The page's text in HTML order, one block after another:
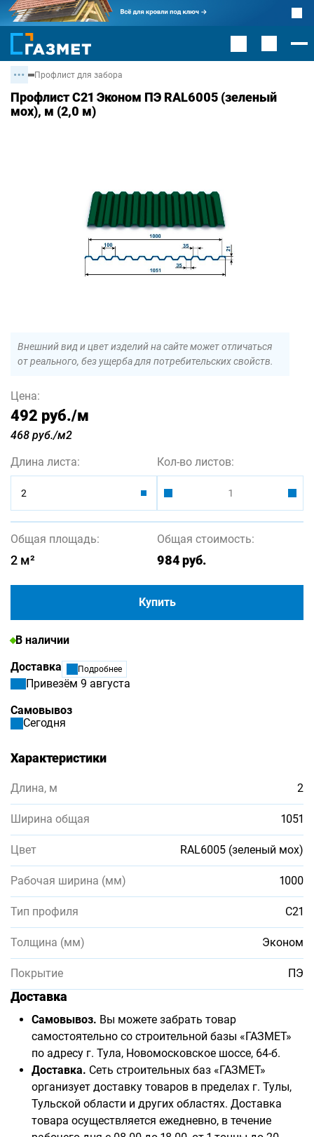
Профлист для забора
Профлист С21 Эконом ПЭ RAL6005 (зеленый
мох), м (2,0 м)
Внешний вид и цвет изделий на сайте может отличаться
от реального, без ущерба для потребительских свойств.
Цена:
492 руб./м
468 руб./м2
Длина листа:
2
Кол-во листов:
Общая площадь:
2 м²
Общая стоимость:
984руб.
Купить
В наличии
Доставка
Подробнее
Привезём 9 августа
Самовывоз
Сегодня
Характеристики
Длина, м 2
Ширина общая 1051
Цвет RAL6005 (зеленый мох)
Рабочая ширина (мм) 1000
Тип профиля С21
Толщина (мм) Эконом
Покрытие ПЭ
Доставка
Самовывоз. Вы можете забрать товар
самостоятельно со строительной базы «ГАЗМЕТ»
по адресу г. Тула, Новомосковское шоссе, 64-б.
Доставка. Сеть строительных баз «ГАЗМЕТ»
организует доставку товаров в пределах г. Тулы,
Тульской области и других областях. Доставка
товара осуществляется ежедневно, в течение